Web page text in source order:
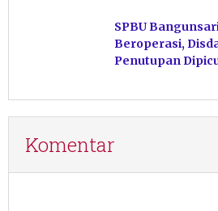
SPBU
Beroperasi,
Penutupan
Komentar